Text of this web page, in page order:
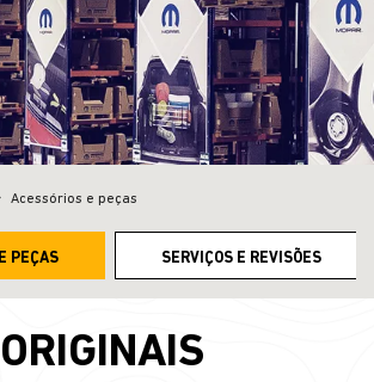
Acessórios e peças
SERVIÇOS E REVISÕES
PEÇAS